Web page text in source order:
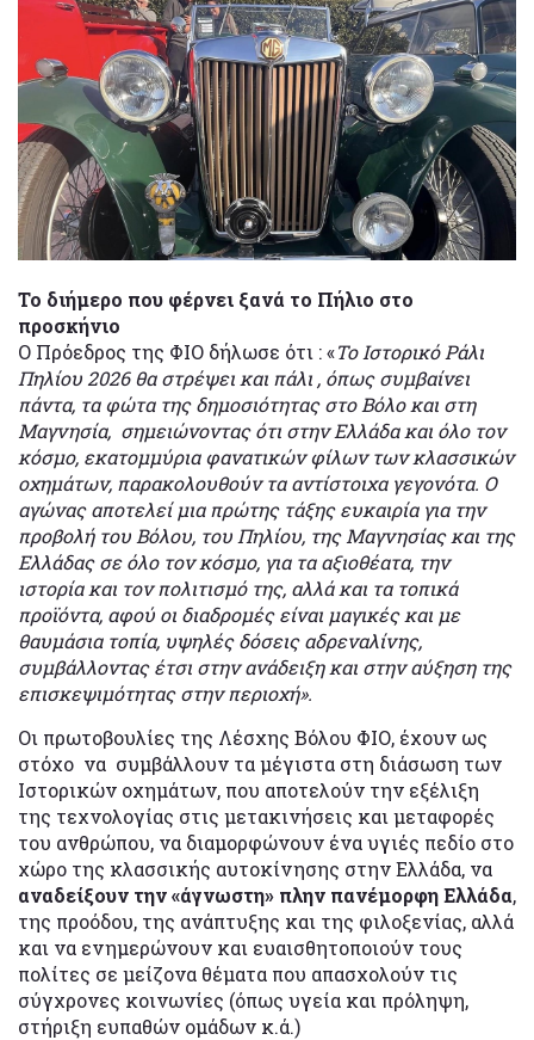
Το διήμερο που φέρνει ξανά το Πήλιο στο
προσκήνιο
Ο Πρόεδρος της ΦΙΟ δήλωσε ότι : «Το Ιστορικό Ράλι
Πηλίου 2026 θα στρέψει και πάλι , όπως συμβαίνει
πάντα, τα φώτα της δημοσιότητας στο Βόλο και στη
Μαγνησία, σημειώνοντας ότι στην Ελλάδα και όλο τον
κόσμο, εκατομμύρια φανατικών φίλων των κλασσικών
οχημάτων, παρακολουθούν τα αντίστοιχα γεγονότα. Ο
αγώνας αποτελεί μια πρώτης τάξης ευκαιρία για την
προβολή του Βόλου, του Πηλίου, της Μαγνησίας και της
Ελλάδας σε όλο τον κόσμο, για τα αξιοθέατα, την
ιστορία και τον πολιτισμό της, αλλά και τα τοπικά
προϊόντα, αφού οι διαδρομές είναι μαγικές και με
θαυμάσια τοπία, υψηλές δόσεις αδρεναλίνης,
συμβάλλοντας έτσι στην ανάδειξη και στην αύξηση της
επισκεψιμότητας στην περιοχή».
Οι πρωτοβουλίες της Λέσχης Βόλου ΦΙΟ, έχουν ως
στόχο να συμβάλλουν τα μέγιστα στη διάσωση των
Ιστορικών οχημάτων, που αποτελούν την εξέλιξη
της τεχνολογίας στις μετακινήσεις και μεταφορές
του ανθρώπου, να διαμορφώνουν ένα υγιές πεδίο στο
χώρο της κλασσικής αυτοκίνησης στην Ελλάδα, να
αναδείξουν την «άγνωστη» πλην πανέμορφη Ελλάδα,
της προόδου, της ανάπτυξης και της φιλοξενίας, αλλά
και να ενημερώνουν και ευαισθητοποιούν τους
πολίτες σε μείζονα θέματα που απασχολούν τις
σύγχρονες κοινωνίες (όπως υγεία και πρόληψη,
στήριξη ευπαθών ομάδων κ.ά.)